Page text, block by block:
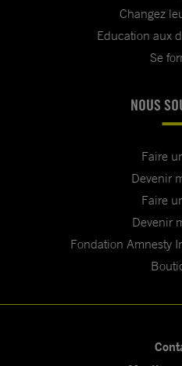
Changez
Education aux
Se
NOUS
Faire
Devenir
Faire
Devenir
Fondation Amnesty